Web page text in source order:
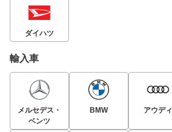
ダイハツ
輸入車
メルセデス・
ベンツ
BMW アウディ